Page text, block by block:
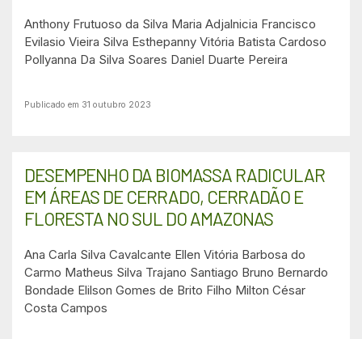
Anthony Frutuoso da Silva Maria Adjalnicia Francisco
Evilasio Vieira Silva Esthepanny Vitória Batista Cardoso
Pollyanna Da Silva Soares Daniel Duarte Pereira
Publicado em 31 outubro 2023
DESEMPENHO DA BIOMASSA RADICULAR
EM ÁREAS DE CERRADO, CERRADÃO E
FLORESTA NO SUL DO AMAZONAS
Ana Carla Silva Cavalcante Ellen Vitória Barbosa do
Carmo Matheus Silva Trajano Santiago Bruno Bernardo
Bondade Elilson Gomes de Brito Filho Milton César
Costa Campos